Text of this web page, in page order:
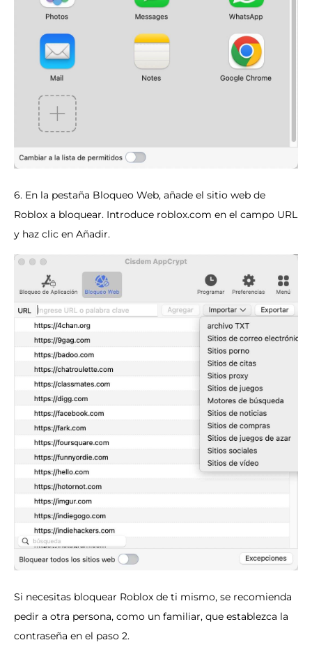
6. En la pestaña Bloqueo Web, añade el sitio web de
Roblox a bloquear. Introduce roblox.com en el campo URL
y haz clic en Añadir.
Si necesitas bloquear Roblox de ti mismo, se recomienda
pedir a otra persona, como un familiar, que establezca la
contraseña en el paso 2.